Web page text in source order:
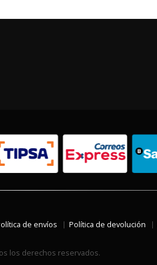
de envíos Política de devolución
los derechos reservados.